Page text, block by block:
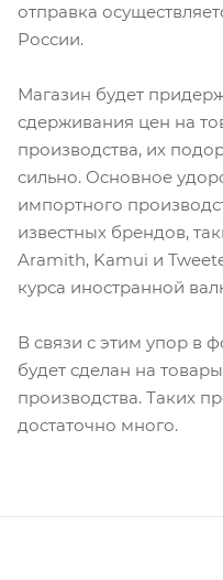
отправка
России.
Магазин будет
сдерживания цен на
производства, их
сильно. Основное
импортного
известных брендов,
Aramith, Kamui и
курса иностранной
В связи с этим упор в
будет сделан на
производства. Таких
достаточно много.